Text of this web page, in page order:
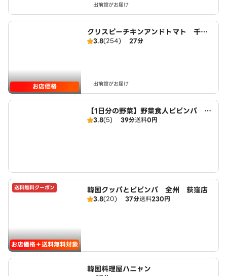
出前館がお届け
お店価格
クリスピーチキンアンドトマト 千歳
烏山店 CRISPY CHICKEN N' TO
3.8(254) 27分
出前館がお届け
【1日分の野菜】野菜食人ビビンバ 久
我山店
3.8(5) 39分送料0円
送料無料クーポン
お店価格＋送料無料対象
韓国クッパとビビンバ 全州 荻窪店
3.8(20) 37分送料230円
韓国料理屋ハニャン